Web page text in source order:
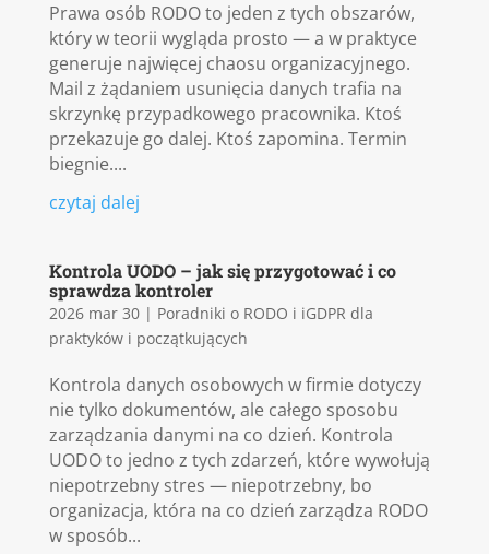
Prawa osób RODO to jeden z tych obszarów,
który w teorii wygląda prosto — a w praktyce
generuje najwięcej chaosu organizacyjnego.
Mail z żądaniem usunięcia danych trafia na
skrzynkę przypadkowego pracownika. Ktoś
przekazuje go dalej. Ktoś zapomina. Termin
biegnie....
czytaj dalej
Kontrola UODO – jak się przygotować i co
sprawdza kontroler
2026 mar 30| Poradniki o RODO i iGDPR dla
praktyków i początkujących
Kontrola danych osobowych w firmie dotyczy
nie tylko dokumentów, ale całego sposobu
zarządzania danymi na co dzień. Kontrola
UODO to jedno z tych zdarzeń, które wywołują
niepotrzebny stres — niepotrzebny, bo
organizacja, która na co dzień zarządza RODO
w sposób...